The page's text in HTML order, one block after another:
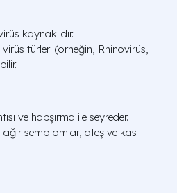
kaynaklıdır.
virüs türleri (örneğin, Rhinovirüs,
ve hapşırma ile seyreder.
ağır semptomlar, ateş ve kas